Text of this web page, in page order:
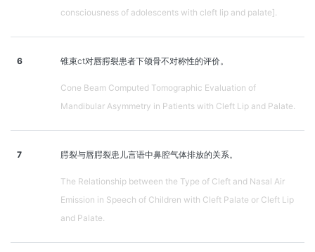
consciousness of adolescents with cleft lip and palate].
6 锥束ct对唇腭裂患者下颌骨不对称性的评价。
Cone Beam Computed Tomographic Evaluation of
Mandibular Asymmetry in Patients with Cleft Lip and Palate.
7 腭裂与唇腭裂患儿言语中鼻腔气体排放的关系。
The Relationship between the Type of Cleft and Nasal Air
Emission in Speech of Children with Cleft Palate or Cleft Lip
and Palate.